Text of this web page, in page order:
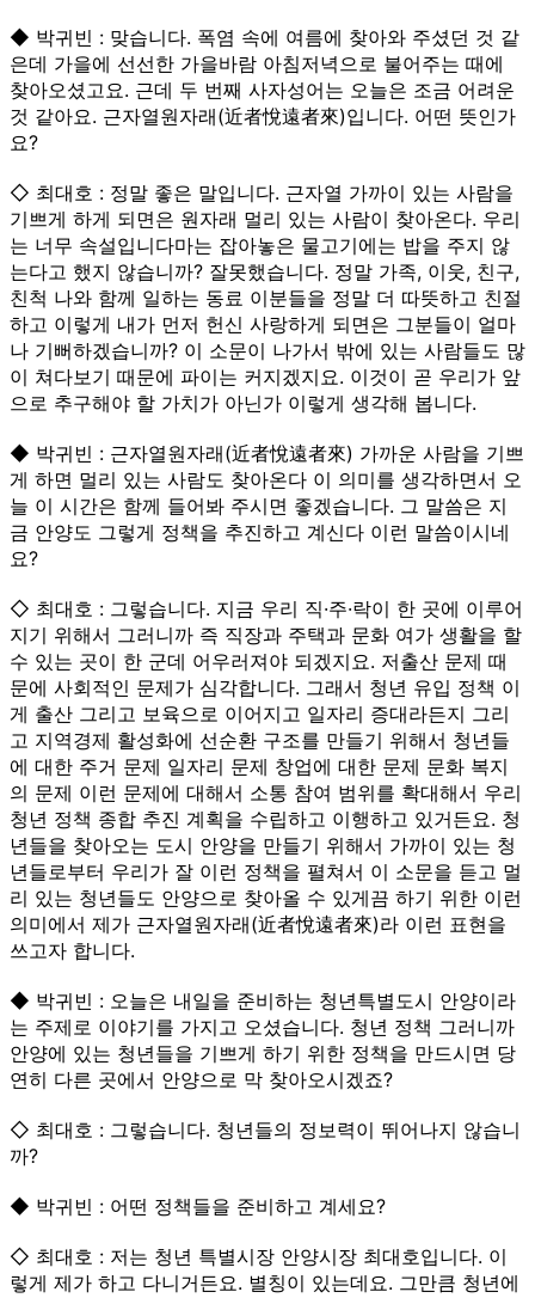
◆ 박귀빈 : 맞습니다. 폭염 속에 여름에 찾아와 주셨던 것 같
은데 가을에 선선한 가을바람 아침저녁으로 불어주는 때에
찾아오셨고요. 근데 두 번째 사자성어는 오늘은 조금 어려운
것 같아요. 근자열원자래(近者悅遠者來)입니다. 어떤 뜻인가
요?
◇ 최대호 : 정말 좋은 말입니다. 근자열 가까이 있는 사람을
기쁘게 하게 되면은 원자래 멀리 있는 사람이 찾아온다. 우리
는 너무 속설입니다마는 잡아놓은 물고기에는 밥을 주지 않
는다고 했지 않습니까? 잘못했습니다. 정말 가족, 이웃, 친구,
친척 나와 함께 일하는 동료 이분들을 정말 더 따뜻하고 친절
하고 이렇게 내가 먼저 헌신 사랑하게 되면은 그분들이 얼마
나 기뻐하겠습니까? 이 소문이 나가서 밖에 있는 사람들도 많
이 쳐다보기 때문에 파이는 커지겠지요. 이것이 곧 우리가 앞
으로 추구해야 할 가치가 아닌가 이렇게 생각해 봅니다.
◆ 박귀빈 : 근자열원자래(近者悅遠者來) 가까운 사람을 기쁘
게 하면 멀리 있는 사람도 찾아온다 이 의미를 생각하면서 오
늘 이 시간은 함께 들어봐 주시면 좋겠습니다. 그 말씀은 지
금 안양도 그렇게 정책을 추진하고 계신다 이런 말씀이시네
요?
◇ 최대호 : 그렇습니다. 지금 우리 직·주·락이 한 곳에 이루어
지기 위해서 그러니까 즉 직장과 주택과 문화 여가 생활을 할
수 있는 곳이 한 군데 어우러져야 되겠지요. 저출산 문제 때
문에 사회적인 문제가 심각합니다. 그래서 청년 유입 정책 이
게 출산 그리고 보육으로 이어지고 일자리 증대라든지 그리
고 지역경제 활성화에 선순환 구조를 만들기 위해서 청년들
에 대한 주거 문제 일자리 문제 창업에 대한 문제 문화 복지
의 문제 이런 문제에 대해서 소통 참여 범위를 확대해서 우리
청년 정책 종합 추진 계획을 수립하고 이행하고 있거든요. 청
년들을 찾아오는 도시 안양을 만들기 위해서 가까이 있는 청
년들로부터 우리가 잘 이런 정책을 펼쳐서 이 소문을 듣고 멀
리 있는 청년들도 안양으로 찾아올 수 있게끔 하기 위한 이런
의미에서 제가 근자열원자래(近者悅遠者來)라 이런 표현을
쓰고자 합니다.
◆ 박귀빈 : 오늘은 내일을 준비하는 청년특별도시 안양이라
는 주제로 이야기를 가지고 오셨습니다. 청년 정책 그러니까
안양에 있는 청년들을 기쁘게 하기 위한 정책을 만드시면 당
연히 다른 곳에서 안양으로 막 찾아오시겠죠?
◇ 최대호 : 그렇습니다. 청년들의 정보력이 뛰어나지 않습니
까?
◆ 박귀빈 : 어떤 정책들을 준비하고 계세요?
◇ 최대호 : 저는 청년 특별시장 안양시장 최대호입니다. 이
렇게 제가 하고 다니거든요. 별칭이 있는데요. 그만큼 청년에